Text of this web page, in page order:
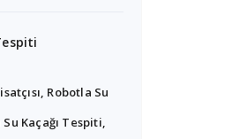
Robotla Su
Kaçağı Tespiti,